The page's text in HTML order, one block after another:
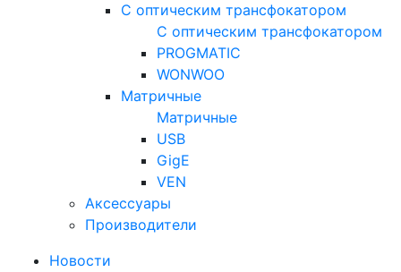
С оптическим трансфокатором
С оптическим трансфокатором
PROGMATIC
WONWOO
Матричные
Матричные
USB
GigE
VEN
Аксессуары
Производители
Новости